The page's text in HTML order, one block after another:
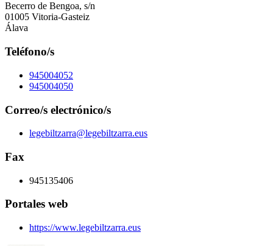
Becerro de Bengoa, s/n
01005 Vitoria-Gasteiz
Álava
Teléfono/s
945004052
945004050
Correo/s electrónico/s
legebiltzarra@legebiltzarra.eus
Fax
945135406
Portales web
https://www.legebiltzarra.eus